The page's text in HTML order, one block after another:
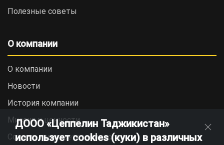
Полезные советы
О компании
О компании
Новости
История компании
Миссия и ценности
Социальная ответственность
ДООО «Цеппелин Таджикистан»
использует cookies (куки) в различных